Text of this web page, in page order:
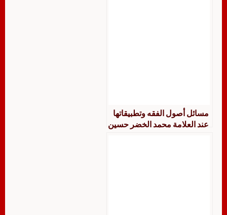
مسائل أصول الفقه وتطبيقاتها
عند العلامة محمد الخضر حسين